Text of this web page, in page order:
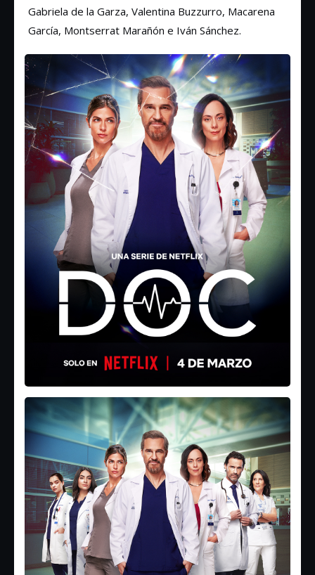
Gabriela de la Garza, Valentina Buzzurro, Macarena
García, Montserrat Marañón e Iván Sánchez.